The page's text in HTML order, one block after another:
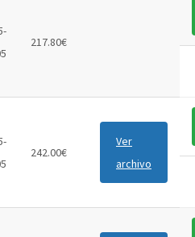
217.80€
242.00€
Ver
archivo